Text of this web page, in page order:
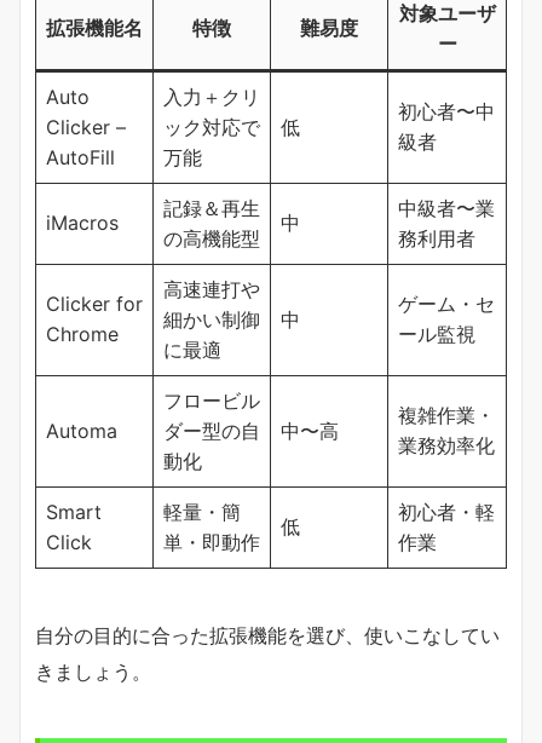
拡張機能名 特徴 難易度
対象ユーザ
ー
Auto
Clicker –
AutoFill
入力＋クリ
ック対応で
万能
低
初心者〜中
級者
iMacros
記録＆再生
の高機能型
中
中級者〜業
務利用者
Clicker for
Chrome
高速連打や
細かい制御
に最適
中
ゲーム・セ
ール監視
Automa
フロービル
ダー型の自
動化
中〜高
複雑作業・
業務効率化
Smart
Click
軽量・簡
単・即動作
低
初心者・軽
作業
自分の目的に合った拡張機能を選び、使いこなしてい
きましょう。